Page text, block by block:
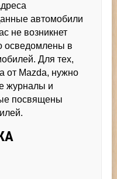
автомобили
не возникнет
осведомлены в
Для тех,
от Mazda, нужно
журналы и
посвящены